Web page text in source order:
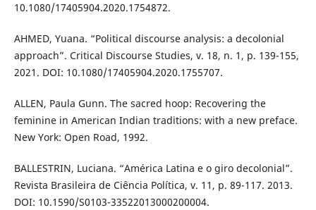
10.1080/17405904.2020.1754872.
AHMED, Yuana. “Political discourse analysis: a decolonial
approach”. Critical Discourse Studies, v. 18, n. 1, p. 139-155,
2021. DOI: 10.1080/17405904.2020.1755707.
ALLEN, Paula Gunn. The sacred hoop: Recovering the
feminine in American Indian traditions: with a new preface.
New York: Open Road, 1992.
BALLESTRIN, Luciana. “América Latina e o giro decolonial”.
Revista Brasileira de Ciência Política, v. 11, p. 89-117. 2013.
DOI: 10.1590/S0103-33522013000200004.